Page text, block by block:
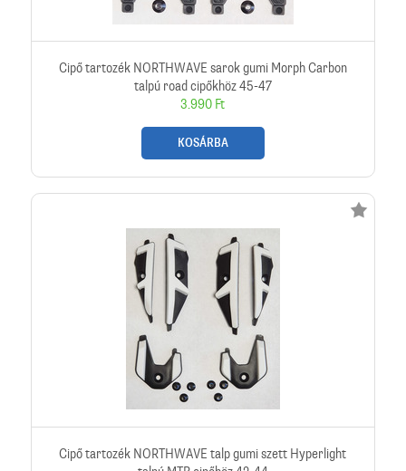
Cipő tartozék NORTHWAVE sarok gumi Morph Carbon
talpú road cipőkhöz 45-47
3.990 Ft
KOSÁRBA
Cipő tartozék NORTHWAVE talp gumi szett Hyperlight